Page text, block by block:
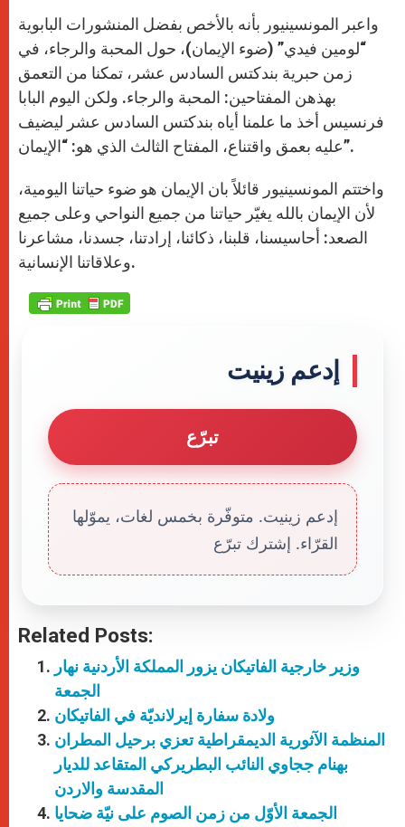
واعبر المونسينيور بأنه بالأخص بفضل المنشورات البابوية
“لومين فيدي” (ضوء الإيمان)، حول المحبة والرجاء، في
زمن حبرية بندكتس السادس عشر، تمكنا من التعمق
بهذهن المفتاحين: المحبة والرجاء. ولكن اليوم البابا
فرنسيس أخذ ما علمنا أياه بندكتس السادس عشر ليضيف
عليه بعمق واقتناع، المفتاح الثالث الذي هو: “الإيمان”.
واختتم المونسينيور قائلاً بان الإيمان هو ضوء حياتنا اليومية،
لأن الإيمان بالله يغيّر حياتنا من جميع النواحي وعلى جميع
الصعد: أحاسيسنا، قلبنا، ذكائنا، إرادتنا، جسدنا، مشاعرنا
وعلاقاتنا الإنسانية.
إدعم زينيت
تبرّع
إدعم زينيت. متوفّرة بخمس لغات، يموّلها
القرّاء. إشترك تبرّع
Related Posts:
وزير خارجية الفاتيكان يزور المملكة الأردنية نهار
الجمعة
ولادة سفارة إيرلانديّة في الفاتيكان
المنظمة الآثورية الديمقراطية تعزي برحيل المطران
بهنام ججاوي النائب البطريركي المتقاعد للديار
المقدسة والاردن
الجمعة الأوّل من زمن الصوم على نيّة ضحايا